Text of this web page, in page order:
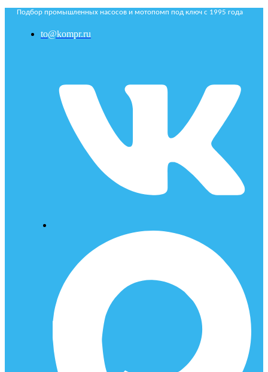
Подбор промышленных насосов и мотопомп под ключ с 1995 года
to@kompr.ru